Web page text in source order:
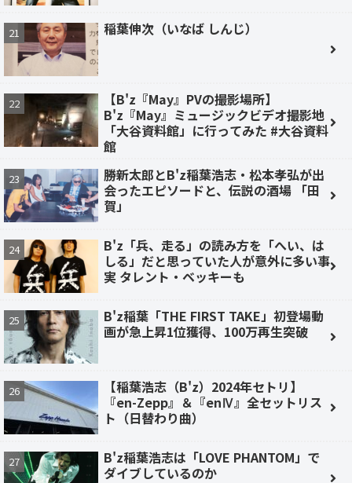
稲葉伸次（いなば しんじ）
【B'z『May』PVの撮影場所】
B'z『May』ミュージックビデオ撮影地
「大谷資料館」に行ってみた #大谷資料
館
勝新太郎とB'z稲葉浩志・松本孝弘が出
会ったエピソードと、伝説の酒場 「田
賀」
B'z「兵、走る」の読み方を「へい、は
しる」だと思っていた人が意外に多い事
実 タレント・ベッキーも
B'z稲葉「THE FIRST TAKE」初登場動
画が急上昇1位獲得、100万再生突破
【稲葉浩志（B'z）2024年セトリ】
『en-Zepp』＆『enⅣ』全セットリス
ト（日替わり曲）
B'z稲葉浩志は「LOVE PHANTOM」で
ダイブしているのか